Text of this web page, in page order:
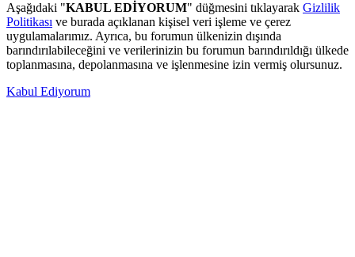
Aşağıdaki "KABUL EDİYORUM" düğmesini tıklayarak Gizlilik
Politikası ve burada açıklanan kişisel veri işleme ve çerez
uygulamalarımız. Ayrıca, bu forumun ülkenizin dışında
barındırılabileceğini ve verilerinizin bu forumun barındırıldığı ülkede
toplanmasına, depolanmasına ve işlenmesine izin vermiş olursunuz.
Kabul Ediyorum